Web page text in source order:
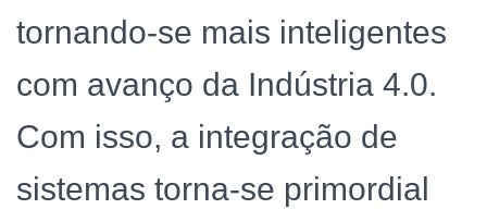
tornando-se mais inteligentes
com avanço da Indústria 4.0.
Com isso, a integração de
sistemas torna-se primordial